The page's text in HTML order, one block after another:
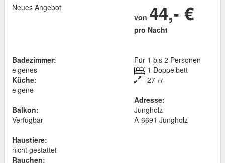
Neues Angebot
von 44,- €
pro Nacht
Badezimmer:
eigenes
Küche:
eigene
Balkon:
Verfügbar
Haustiere:
nicht gestattet
Rauchen:
Für 1 bis 2 Personen
1 Doppelbett
27 ㎡
Adresse:
Jungholz
A-6691 Jungholz